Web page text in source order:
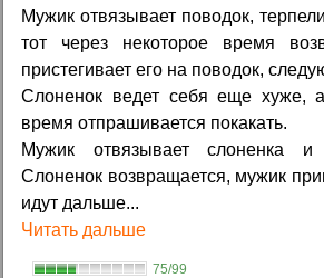
Мужик отвязывает поводок,
тот через некоторое время
пристегивает его на поводок,
Слоненок ведет себя еще хуже,
время отпрашивается покакать.
Мужик отвязывает слоненка и
Слоненок возвращается, мужик
идут дальше...
Читать дальше
75/99